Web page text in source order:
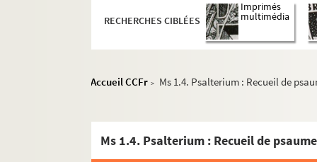
RECHERCHES CIBLÉES
Imprimés
multimédia
Accueil CCFr > Ms 1.4. Psalterium : Recueil de
Ms 1.4. Psalterium : Recueil de